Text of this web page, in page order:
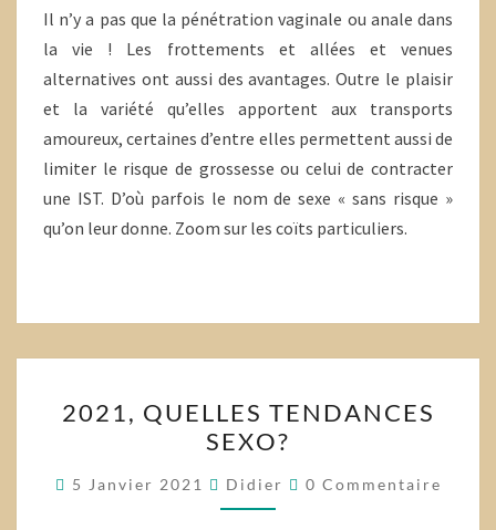
Il n’y a pas que la pénétration vaginale ou anale dans
la vie ! Les frottements et allées et venues
alternatives ont aussi des avantages. Outre le plaisir
et la variété qu’elles apportent aux transports
amoureux, certaines d’entre elles permettent aussi de
limiter le risque de grossesse ou celui de contracter
une IST. D’où parfois le nom de sexe « sans risque »
qu’on leur donne. Zoom sur les coïts particuliers.
QUELLES
TENDANCES
SEXO?
2021, QUELLES TENDANCES
SEXO?
5 Janvier 2021 Didier Commentaires
0 Commentaire